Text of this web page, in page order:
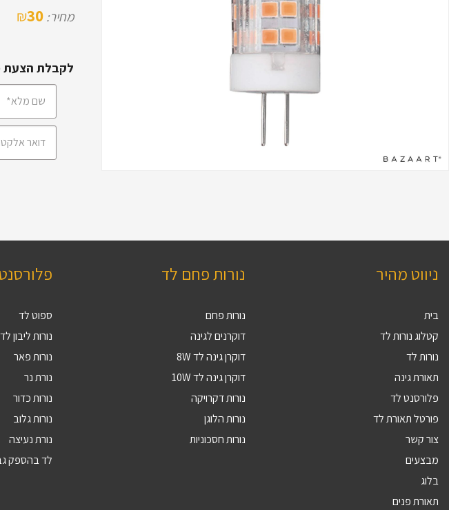
מחיר: 30
₪
לקבלת הצעת
ניווט מהיר
בית
קטלוג נורות לד
נורות לד
תאורת גינה
פלורסנט לד
פורטל תאורת לד
צור קשר
מבצעים
בלוג
תאורת פנים
נורות פחם לד
נורות פחם
דוקרנים לגינה
דוקרן גינה לד 8W
דוקרן גינה לד 10W
נורות דקרויקה
נורות הלוגן
נורות חסכוניות
ספוט לד
נורות ליבון לד
נורות פאר
נורת נר
נורות כדור
נורות גלוב
נורת נעיצה
לד בהספק